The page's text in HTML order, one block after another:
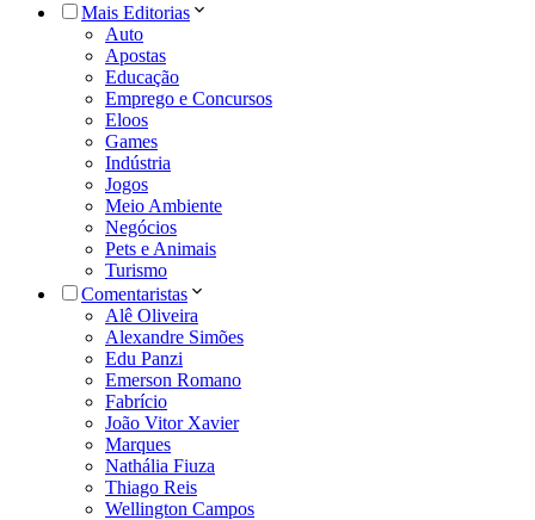
Mais Editorias
Auto
Apostas
Educação
Emprego e Concursos
Eloos
Games
Indústria
Jogos
Meio Ambiente
Negócios
Pets e Animais
Turismo
Comentaristas
Alê Oliveira
Alexandre Simões
Edu Panzi
Emerson Romano
Fabrício
João Vitor Xavier
Marques
Nathália Fiuza
Thiago Reis
Wellington Campos